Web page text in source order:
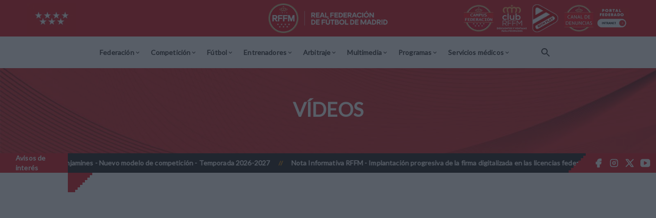
Federación Competición Fútbol Entrenadores Arbitraje Multimedia Programas Servicios médicos
VÍDEOS
Avisos de
interés
Prebenjamines - Nuevo modelo de competición - Temporada 2026-2027 // Nota Informativa RFFM - Implantación progresiva de la firma digitalizada en las licencias federativas - Temporada 2026-2027